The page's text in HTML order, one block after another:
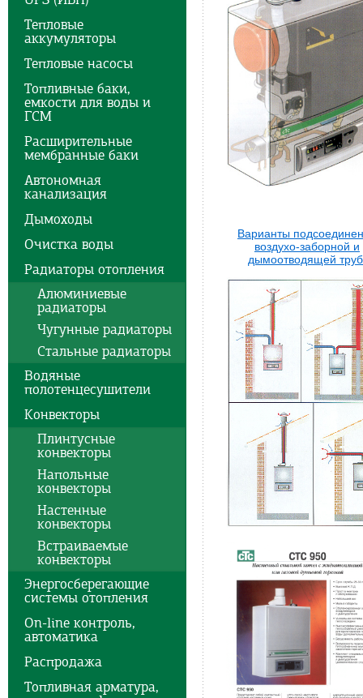
Варианты
воздухо-заборной и
дымоотводящей
Тепловые
аккумуляторы
Тепловые насосы
Топливные баки,
емкости для воды и
ГСМ
Расширительные
мембранные баки
Автономная
канализация
Дымоходы
Очистка воды
Радиаторы отопления
Алюминиевые
радиаторы
Чугунные радиаторы
Стальные радиаторы
Водяные
полотенцесушители
Конвекторы
Плинтусные
конвекторы
Напольные
конвекторы
Настенные
конвекторы
Встраиваемые
конвекторы
Энергосберегающие
системы отопления
On-line контроль,
автоматика
Распродажа
Топливная арматура,